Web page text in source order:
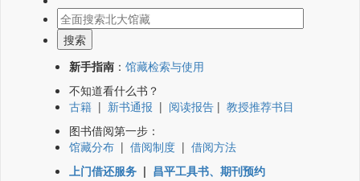
新手指南 ： 馆藏检索与使用
不知道看什么书？
古籍 | 新书通报 | 阅读报告 | 教授推荐书目
图书借阅第一步：
馆藏分布 | 借阅制度 | 借阅方法
上门借还服务 | 昌平工具书、期刊预约